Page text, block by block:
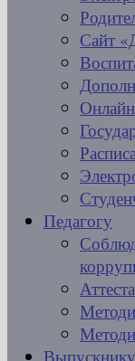
Сайт
Педагогу
Выпускнику